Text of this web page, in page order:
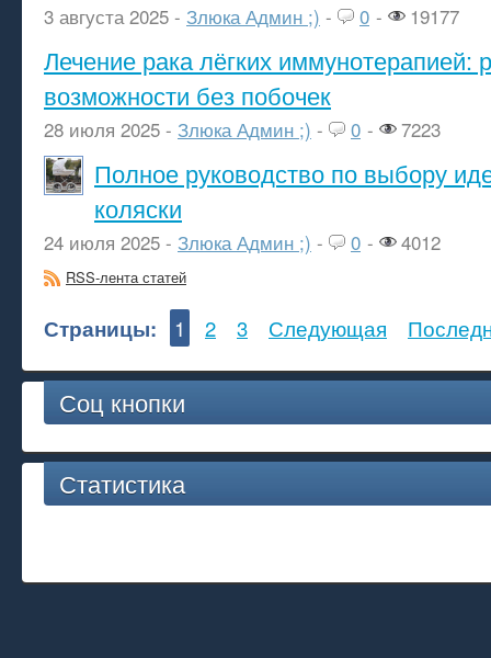
3 августа 2025 - Злюка Админ ;) - 0 - 19177
Лечение рака лёгких иммунотерапией:
возможности без побочек
28 июля 2025 - Злюка Админ ;) - 0 - 7223
Полное руководство по выбору
коляски
24 июля 2025 - Злюка Админ ;) - 0 - 4012
RSS-лента статей
Страницы: 1 2 3 Следующая
Соц кнопки
Статистика